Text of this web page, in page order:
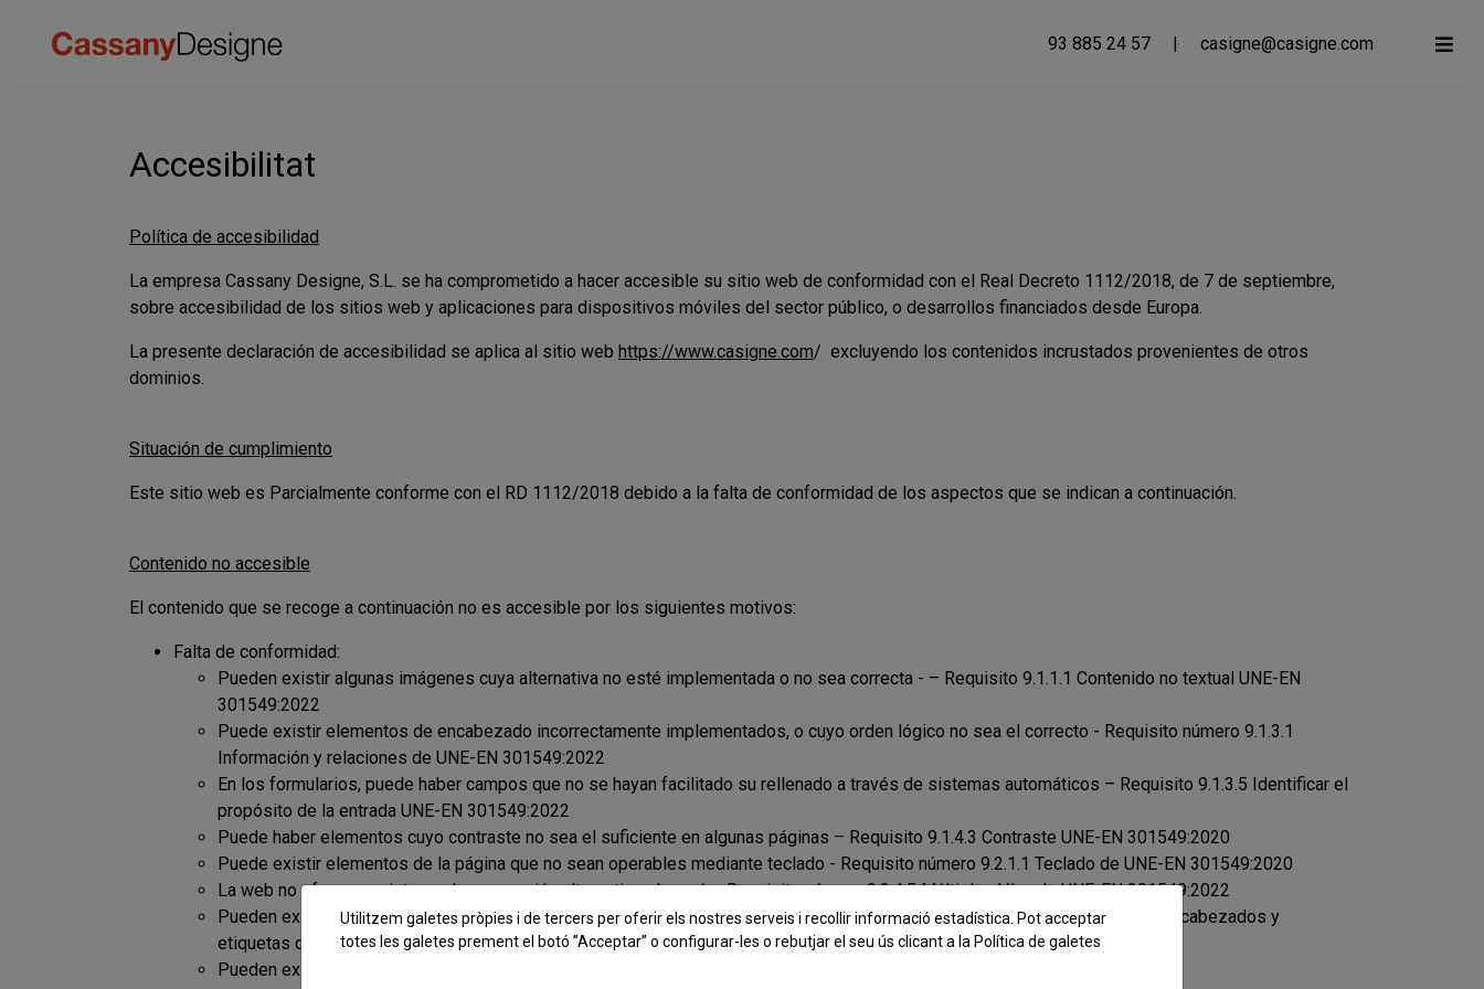
93 885 24 57 | casigne@casigne.com
Accesibilitat
Política de accesibilidad
La empresa Cassany Designe, S.L. se ha comprometido a hacer accesible su sitio web de conformidad con el Real Decreto 1112/2018, de 7 de septiembre,
sobre accesibilidad de los sitios web y aplicaciones para dispositivos móviles del sector público, o desarrollos financiados desde Europa.
La presente declaración de accesibilidad se aplica al sitio web https://www.casigne.com/ excluyendo los contenidos incrustados provenientes de otros
dominios.
Situación de cumplimiento
Este sitio web es Parcialmente conforme con el RD 1112/2018 debido a la falta de conformidad de los aspectos que se indican a continuación.
Contenido no accesible
El contenido que se recoge a continuación no es accesible por los siguientes motivos:
Falta de conformidad:
Pueden existir algunas imágenes cuya alternativa no esté implementada o no sea correcta - – Requisito 9.1.1.1 Contenido no textual UNE-EN
301549:2022
Puede existir elementos de encabezado incorrectamente implementados, o cuyo orden lógico no sea el correcto - Requisito número 9.1.3.1
Información y relaciones de UNE-EN 301549:2022
En los formularios, puede haber campos que no se hayan facilitado su rellenado a través de sistemas automáticos – Requisito 9.1.3.5 Identificar el
propósito de la entrada UNE-EN 301549:2022
Puede haber elementos cuyo contraste no sea el suficiente en algunas páginas – Requisito 9.1.4.3 Contraste UNE-EN 301549:2020
Puede existir elementos de la página que no sean operables mediante teclado - Requisito número 9.2.1.1 Teclado de UNE-EN 301549:2020
La web no ofrece un sistema de navegación alternativo al menú – Requisito número 9.2.4.5 Múltiples Vías de UNE-EN 301549:2022
Pueden existir encabezados que no sean claros o breves, o que no deberían ser encabezados – Requisito número 9.2.4.6 Encabezados y
etiquetas de UNE-EN 301549:2022
Pueden existir algunos enlaces cuyo foco no se muestra - Requisito número 9.2.4.7 Foco visible de UNE-EN 301549:2020
Utilitzem galetes pròpies i de tercers per oferir els nostres serveis i recollir informació estadística. Pot acceptar
totes les galetes prement el botó ”Acceptar” o configurar-les o rebutjar el seu ús clicant a la Política de galetes